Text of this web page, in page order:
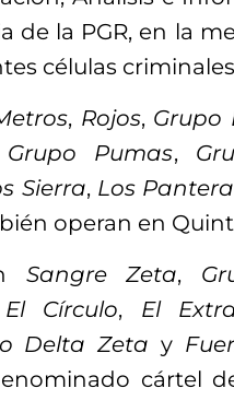
de la PGR, en la
células
, Rojos, Grupo
Grupo Pumas,
Sierra, Los Pantera
operan en
Sangre Zeta,
El Círculo, El
Delta Zeta y
cártel